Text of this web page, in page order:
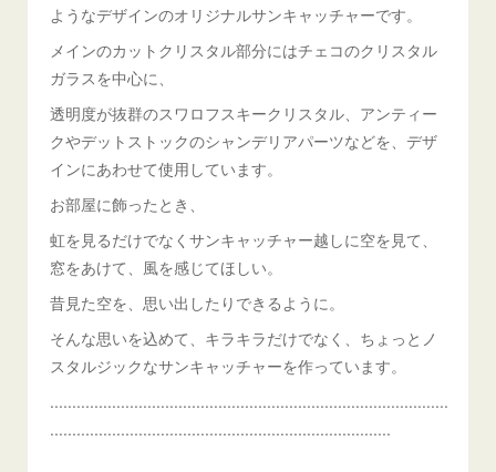
ようなデザインのオリジナルサンキャッチャーです。
メインのカットクリスタル部分にはチェコのクリスタル
ガラスを中心に、
透明度が抜群のスワロフスキークリスタル、アンティー
クやデットストックのシャンデリアパーツなどを、デザ
インにあわせて使用しています。
お部屋に飾ったとき、
虹を見るだけでなくサンキャッチャー越しに空を見て、
窓をあけて、風を感じてほしい。
昔見た空を、思い出したりできるように。
そんな思いを込めて、キラキラだけでなく、ちょっとノ
スタルジックなサンキャッチャーを作っています。
..........................................................................................
.............................................................................